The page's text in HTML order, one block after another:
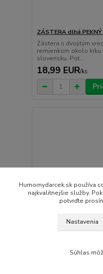
ZÁSTERA dlhá
Zástera s dvojitým
remienkom okolo
slovensku. Pot...
18,99 EUR/ks
Humornydarcek.sk používa
najkvalitnejšie služby.
potvrďte
Nastavenia
Súhlas